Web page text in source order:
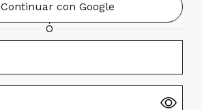
Continuar con Google
Ó